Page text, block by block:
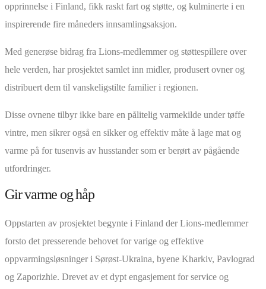
opprinnelse i Finland, fikk raskt fart og støtte, og kulminerte i en
inspirerende fire måneders innsamlingsaksjon.
Med generøse bidrag fra Lions-medlemmer og støttespillere over
hele verden, har prosjektet samlet inn midler, produsert ovner og
distribuert dem til vanskeligstilte familier i regionen.
Disse ovnene tilbyr ikke bare en pålitelig varmekilde under tøffe
vintre, men sikrer også en sikker og effektiv måte å lage mat og
varme på for tusenvis av husstander som er berørt av pågående
utfordringer.
Gir varme og håp
Oppstarten av prosjektet begynte i Finland der Lions-medlemmer
forsto det presserende behovet for varige og effektive
oppvarmingsløsninger i Sørøst-Ukraina, byene Kharkiv, Pavlograd
og Zaporizhie. Drevet av et dypt engasjement for service og